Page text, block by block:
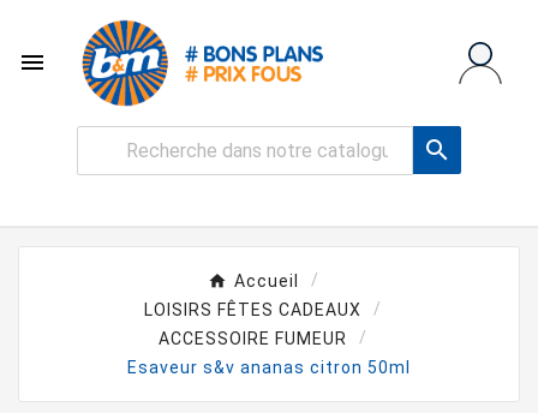


Accueil
LOISIRS FÊTES CADEAUX
ACCESSOIRE FUMEUR
Esaveur s&v ananas citron 50ml